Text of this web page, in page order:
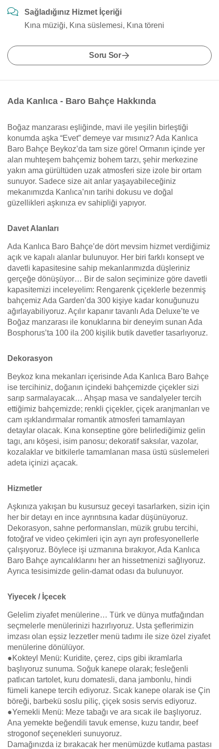
Sağladığınız Hizmet İçeriği
Kına müziği, Kına süslemesi, Kına töreni
Soru Sor
Ada Kanlıca - Baro Bahçe Hakkında
Boğaz manzarası eşliğinde, mavi ile yeşilin birleştiği
konumda aşka “Evet” demeye var mısınız? Ada Kanlıca
Baro Bahçe Beykoz’da tam size göre! Ormanın içinde yer
alan muhteşem bahçemiz bohem tarzı, şehir merkezine
yakın ama gürültüden uzak atmosferi size izole bir ortam
sunuyor. Sadece size ait anlar yaşayabileceğiniz
mekanımızda Kanlıca’nın tarihi dokusu ve doğal
güzellikleri aşkınıza ev sahipliği yapıyor.
Davet Alanları
Ada Kanlıca Baro Bahçe’de dört mevsim hizmet verdiğimiz
açık ve kapalı alanlar bulunuyor. Her biri farklı konsept ve
davetli kapasitesine sahip mekanlarımızda düşleriniz
gerçeğe dönüşüyor… Bir de salon seçiminize göre davetli
kapasitemizi inceleyelim: Rengarenk çiçeklerle bezenmiş
bahçemiz Ada Garden’da 300 kişiye kadar konuğunuzu
ağırlayabiliyoruz. Açılır kapanır tavanlı Ada Deluxe’te ve
Boğaz manzarası ile konuklarına bir deneyim sunan Ada
Bosphorus’ta 100 ila 200 kişilik butik davetler tasarlıyoruz.
Dekorasyon
Beykoz kına mekanları içerisinde Ada Kanlıca Baro Bahçe
ise tercihiniz, doğanın içindeki bahçemizde çiçekler sizi
sarıp sarmalayacak… Ahşap masa ve sandalyeler tercih
ettiğimiz bahçemizde; renkli çiçekler, çiçek aranjmanları ve
cam ışıklandırmalar romantik atmosferi tamamlayan
detaylar olacak. Kına konseptine göre belirlediğimiz gelin
tagı, anı köşesi, isim panosu; dekoratif saksılar, vazolar,
kozalaklar ve bitkilerle tamamlanan masa üstü süslemeleri
adeta içinizi açacak.
Hizmetler
Aşkınıza yakışan bu kusursuz geceyi tasarlarken, sizin için
her bir detayı en ince ayrıntısına kadar düşünüyoruz.
Dekorasyon, sahne performansları, müzik grubu tercihi,
fotoğraf ve video çekimleri için ayrı ayrı profesyonellerle
çalışıyoruz. Böylece işi uzmanına bırakıyor, Ada Kanlıca
Baro Bahçe ayrıcalıklarını her an hissetmenizi sağlıyoruz.
Ayrıca tesisimizde gelin-damat odası da bulunuyor.
Yiyecek / İçecek
Gelelim ziyafet menülerine… Türk ve dünya mutfağından
seçmelerle menülerinizi hazırlıyoruz. Usta şeflerimizin
imzası olan eşsiz lezzetler menü tadımı ile size özel ziyafet
menülerine dönülüyor.
●Kokteyl Menü: Kuridite, çerez, cips gibi ikramlarla
başlıyoruz sunuma. Soğuk kanepe olarak; fesleğenli
patlıcan tartolet, kuru domatesli, dana jambonlu, hindi
fümeli kanepe tercih ediyoruz. Sıcak kanepe olarak ise Çin
böreği, barbekü soslu piliç, çiçek sosis servis ediyoruz.
●Yemekli Menü: Meze tabağı ve ara sıcak ile başlıyoruz.
Ana yemekte beğendili tavuk emense, kuzu tandır, beef
strogonof seçenekleri sunuyoruz.
Damağınızda iz bırakacak her menümüzde kutlama pastası